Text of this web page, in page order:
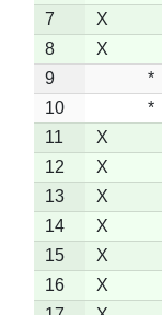
7
X
8
X
9
*
10
*
11
X
12
X
13
X
14
X
15
X
16
X